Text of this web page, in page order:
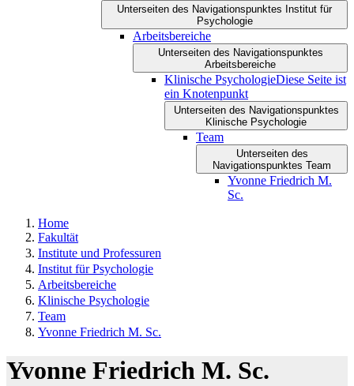
Unterseiten des Navigationspunktes Institut für
Psychologie
Arbeitsbereiche
Unterseiten des Navigationspunktes
Arbeitsbereiche
Klinische PsychologieDiese Seite ist
ein Knotenpunkt
Unterseiten des Navigationspunktes
Klinische Psychologie
Team
Unterseiten des
Navigationspunktes Team
Yvonne Friedrich M.
Sc.
Home
Fakultät
Institute und Professuren
Institut für Psychologie
Arbeitsbereiche
Klinische Psychologie
Team
Yvonne Friedrich M. Sc.
Yvonne Friedrich M. Sc.